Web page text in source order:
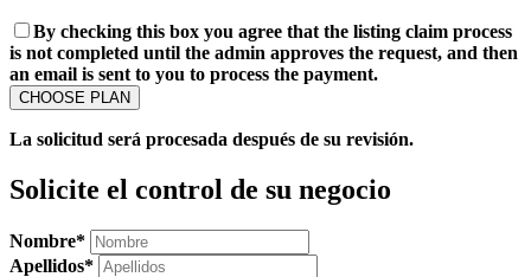
By checking this box you agree that the listing claim process
is not completed until the admin approves the request, and then
an email is sent to you to process the payment.
La solicitud será procesada después de su revisión.
Solicite el control de su negocio
Nombre*
Apellidos*